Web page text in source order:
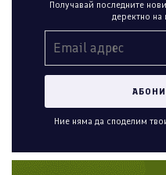
Получавай последните
деректно на
Ние няма да споделим